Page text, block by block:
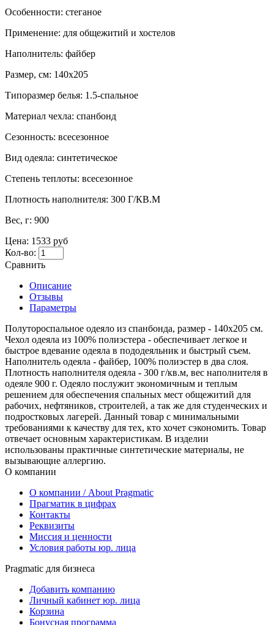
Особенности: стеганое
Применение: для общежитий и хостелов
Наполнитель: файбер
Размер, см: 140x205
Типоразмер белья: 1.5-спальное
Материал чехла: спанбонд
Сезонность: всесезонное
Вид одеяла: синтетическое
Степень теплоты: всесезонное
Плотность наполнителя: 300 Г/КВ.М
Вес, г: 900
Цена: 1533 руб
Кол-во:
Сравнить
Описание
Отзывы
Параметры
Полутороспальное одеяло из спанбонда, размер - 140х205 см.
Чехол одеяла из 100% полиэстера - обеспечивает легкое и
быстрое вдевание одеяла в пододеяльник и быстрый съем.
Наполнитель одеяла - файбер, 100% полиэстер в два слоя.
Плотность наполнителя одеяла - 300 г/кв.м, вес наполнителя в
одеяле 900 г. Одеяло послужит экономичным и теплым
решением для обеспечения спальных мест общежитий для
рабочих, нефтяников, строителей, а так же для студенческих и
подростковых лагерей. Данный товар с минимальными
требованиями к качеству для тех, кто хочет сэкономить. Товар
отвечает основным характеристикам. В изделии
использованы практичные синтетические материалы, не
вызывающие аллергию.
О компании
О компании / About Pragmatic
Прагматик в цифрах
Контакты
Реквизиты
Миссия и ценности
Условия работы юр. лица
Pragmatic для бизнеса
Добавить компанию
Личный кабинет юр. лица
Корзина
Бонусная программа